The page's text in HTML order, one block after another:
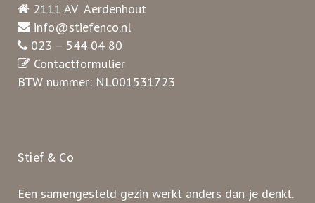
2111 AV Aerdenhout
info@stiefenco.nl
023 – 544 04 80
Contactformulier
BTW nummer: NL001531723
Stief & Co
Een samengesteld gezin werkt anders dan je denkt.